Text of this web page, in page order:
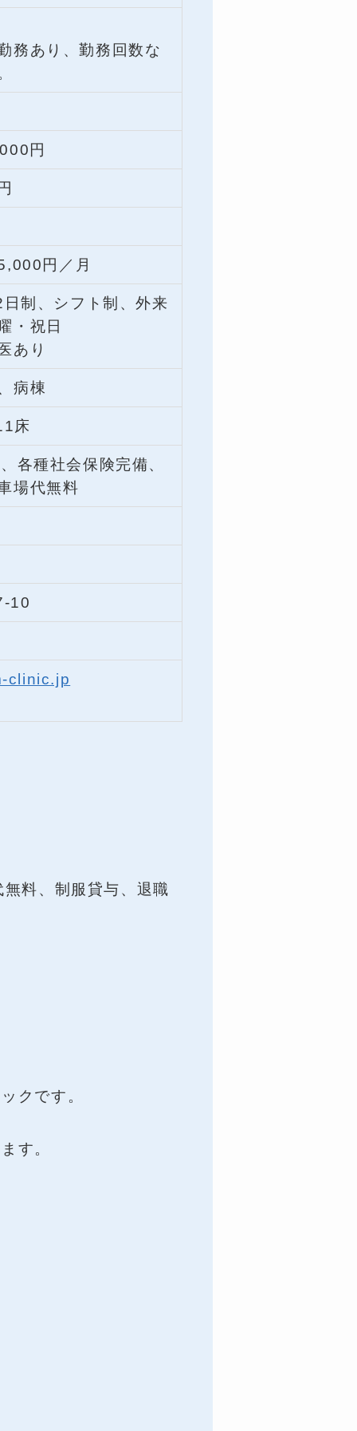
務あり、勤務回数な
円
円／月
制、シフト制、外来
・祝日
あり
病棟
床
各種社会保険完備、
場代無料
10
clinic.jp
料、制服貸与、退職
クです。
す。